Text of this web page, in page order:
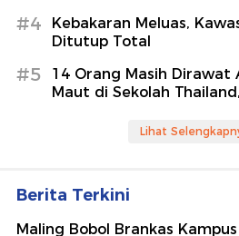
#4
Kebakaran Meluas,
Ditutup Total
#5
14 Orang Masih Dirawat
Maut di Sekolah
Lihat
Berita Terkini
Maling Bobol Brankas